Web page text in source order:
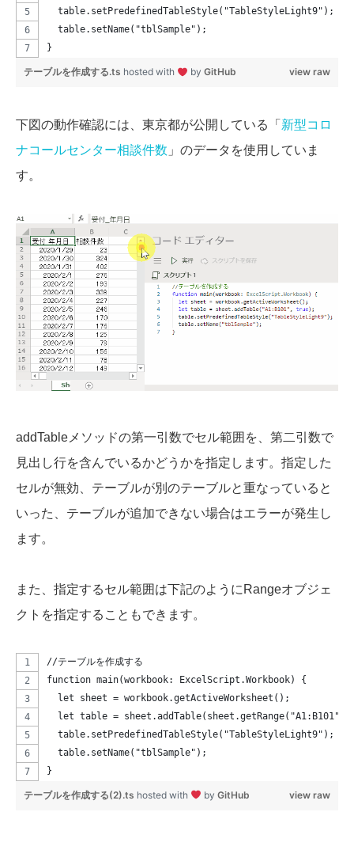
  table.setPredefinedTableStyle("TableStyleLight9");
  table.setName("tblSample");
}
view raw
テーブルを作成する.ts hosted with by GitHub
下図の動作確認には、東京都が公開している「 新型コロ
ナコールセンター相談件数 」のデータを使用していま
す。
addTableメソッドの第一引数でセル範囲を、第二引数で
見出し行を含んでいるかどうかを指定します。指定した
セルが無効、テーブルが別のテーブルと重なっていると
いった、テーブルが追加できない場合はエラーが発生し
ます。
また、指定するセル範囲は下記のようにRangeオブジェ
クトを指定することもできます。
//テーブルを作成する
function main(workbook: ExcelScript.Workbook) {
  let sheet = workbook.getActiveWorksheet();
let table = sheet.addTable(sheet.getRange("A1:B101"),
  table.setPredefinedTableStyle("TableStyleLight9");
  table.setName("tblSample");
}
view raw
テーブルを作成する(2).ts hosted with by GitHub